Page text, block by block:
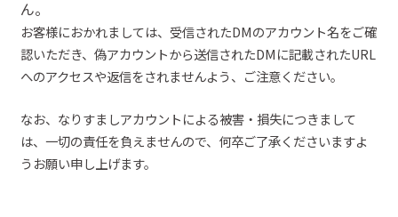
ん。
お客様におかれましては、受信されたDMのアカウント名をご確
認いただき、偽アカウントから送信されたDMに記載されたURL
へのアクセスや返信をされませんよう、ご注意ください。
なお、なりすましアカウントによる被害・損失につきまして
は、一切の責任を負えませんので、 何卒ご了承くださいますよ
うお願い申し上げます。